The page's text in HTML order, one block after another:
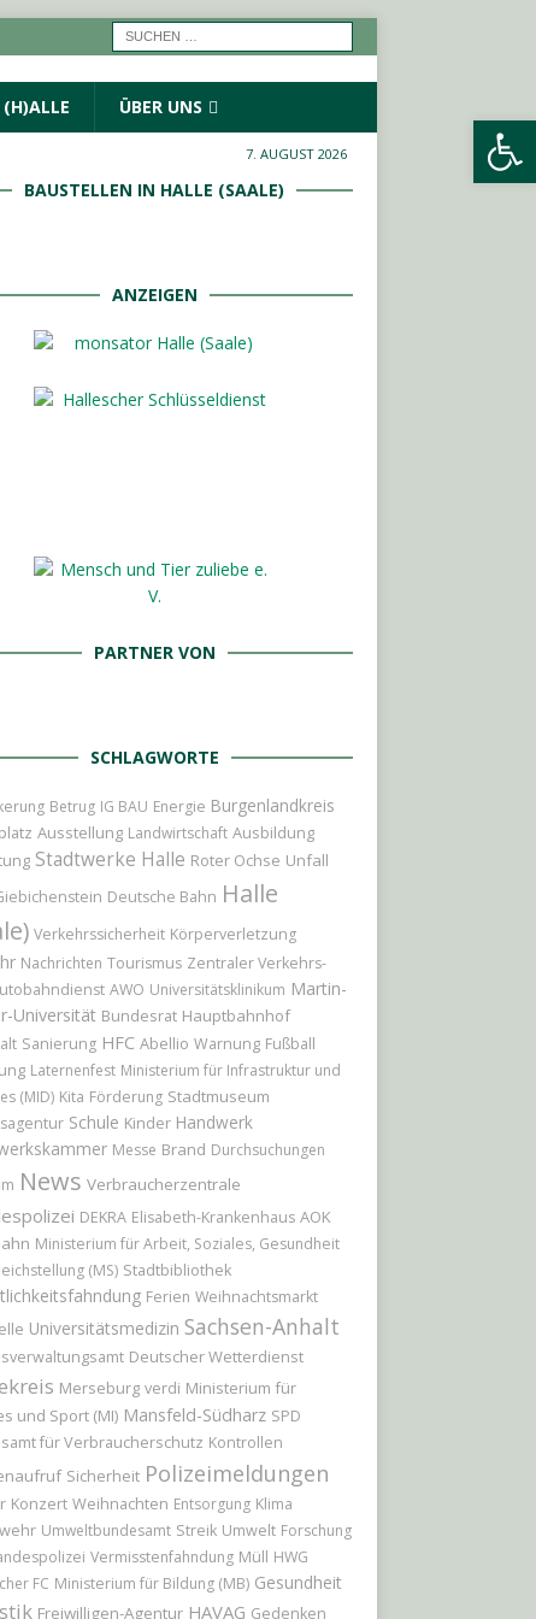
Werkzeugleiste öffnen
(H)ALLE ÜBER UNS
7. AUGUST 2026
BAUSTELLEN IN HALLE (SAALE)
ANZEIGEN
PARTNER VON
SCHLAGWORTE
Betrug IG BAU Energie Burgenlandkreis
Ausstellung Landwirtschaft Ausbildung
Stadtwerke Halle Roter Ochse Unfall
Deutsche Bahn Halle
Verkehrssicherheit Körperverletzung
Nachrichten Tourismus Zentraler Verkehrs-
AWO Universitätsklinikum Martin-
Universität Bundesrat Hauptbahnhof
Sanierung HFC Abellio Warnung Fußball
Laternenfest Ministerium für Infrastruktur und
(MID) Kita Förderung Stadtmuseum
Schule Kinder Handwerk
Messe Brand Durchsuchungen
News Verbraucherzentrale
DEKRA Elisabeth-Krankenhaus AOK
Ministerium für Arbeit, Soziales, Gesundheit
(MS) Stadtbibliothek
Ferien Weihnachtsmarkt
Universitätsmedizin Sachsen-Anhalt
Deutscher Wetterdienst
Merseburg verdi Ministerium für
und Sport (MI) Mansfeld-Südharz SPD
für Verbraucherschutz Kontrollen
Sicherheit Polizeimeldungen
Konzert Weihnachten Entsorgung Klima
Umweltbundesamt Streik Umwelt Forschung
Vermisstenfahndung Müll HWG
FC Ministerium für Bildung (MB) Gesundheit
Freiwilligen-Agentur HAVAG Gedenken